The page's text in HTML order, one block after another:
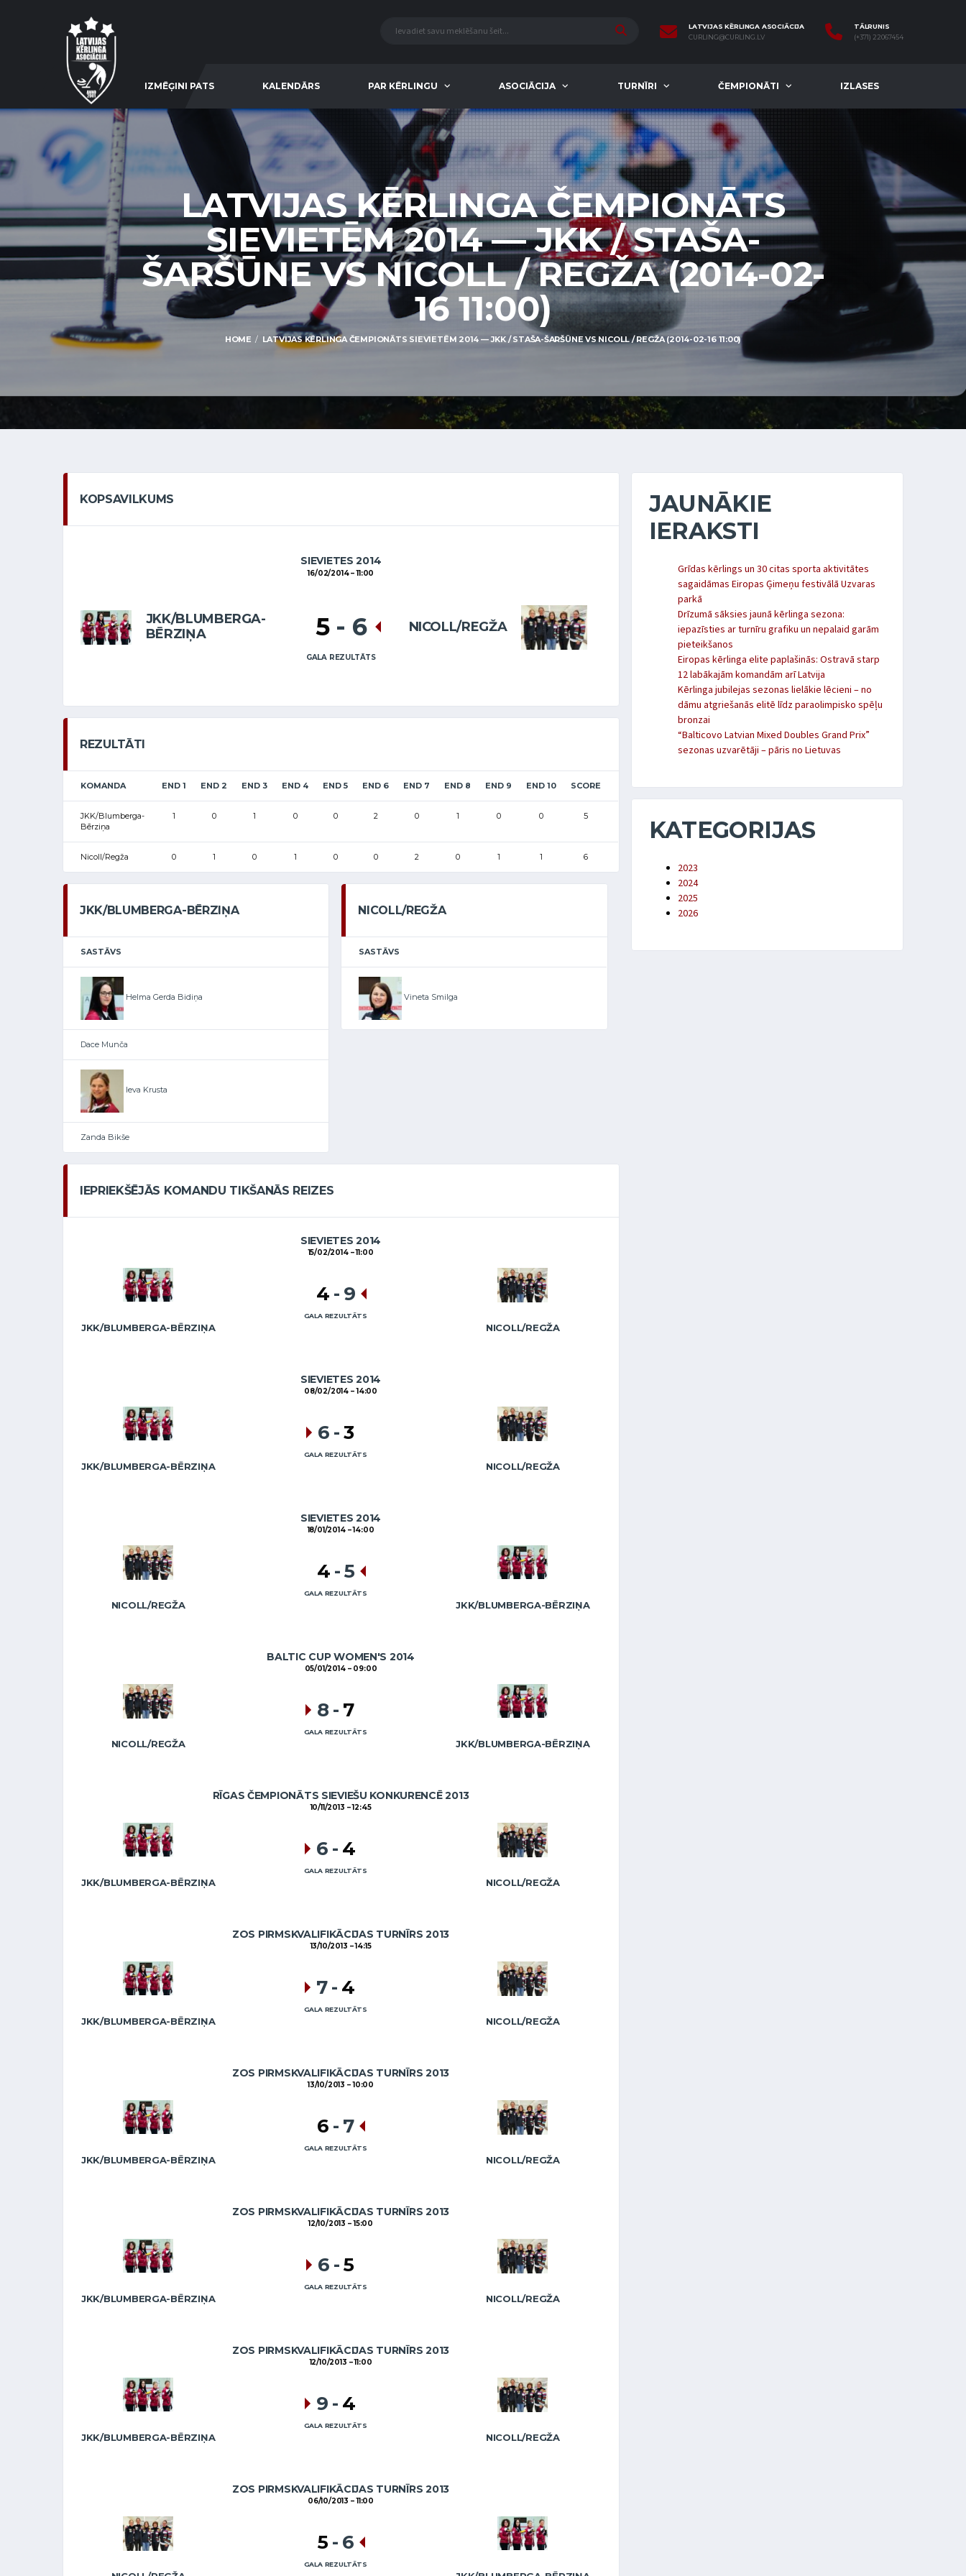
LATVIJAS KĒRLINGA ASOCIĀCIJA
CURLING@CURLING.LV
TĀLRUNIS
(+371) 22067454
IZMĒĢINI PATS KALENDĀRS PAR KĒRLINGU ASOCIĀCIJA TURNĪRI ČEMPIONĀTI IZLASES
LATVIJAS KĒRLINGA ČEMPIONĀTS
SIEVIETĒM 2014 — JKK / STAŠA-
ŠARŠŪNE VS NICOLL / REGŽA (2014-02-
16 11:00)
HOME LATVIJAS KĒRLINGA ČEMPIONĀTS SIEVIETĒM 2014 — JKK / STAŠA-ŠARŠŪNE VS NICOLL / REGŽA (2014-02-16 11:00)
KOPSAVILKUMS
SIEVIETES 2014
16/02/2014 11:00
JKK/BLUMBERGA-
BĒRZIŅA
NICOLL/REGŽA
5 - 6
GALA REZULTĀTS
REZULTĀTI
KOMANDA END 1 END 2 END 3 END 4 END 5 END 6 END 7 END 8 END 9 END 10 SCORE
JKK/Blumberga-
Bērziņa
1 0 1 0 0 2 0 1 0 0 5
Nicoll/Regža 0 1 0 1 0 0 2 0 1 1 6
JKK/BLUMBERGA-BĒRZIŅA
SASTĀVS
Helma Gerda Bidiņa
Dace Munča
Ieva Krusta
Zanda Bikše
NICOLL/REGŽA
SASTĀVS
Vineta Smilga
IEPRIEKŠĒJĀS KOMANDU TIKŠANĀS REIZES
SIEVIETES 2014
15/02/2014 11:00
JKK/BLUMBERGA-BĒRZIŅA NICOLL/REGŽA
4 - 9
GALA REZULTĀTS
SIEVIETES 2014
08/02/2014 14:00
JKK/BLUMBERGA-BĒRZIŅA NICOLL/REGŽA
6 -3
GALA REZULTĀTS
SIEVIETES 2014
18/01/2014 14:00
NICOLL/REGŽA JKK/BLUMBERGA-BĒRZIŅA
4 -5
GALA REZULTĀTS
BALTIC CUP WOMEN'S 2014
05/01/2014 09:00
NICOLL/REGŽA JKK/BLUMBERGA-BĒRZIŅA
8 - 7
GALA REZULTĀTS
RĪGAS ČEMPIONĀTS SIEVIEŠU KONKURENCĒ 2013
10/11/2013 12:45
JKK/BLUMBERGA-BĒRZIŅA NICOLL/REGŽA
6 - 4
GALA REZULTĀTS
ZOS PIRMSKVALIFIKĀCIJAS TURNĪRS 2013
13/10/2013 14:15
JKK/BLUMBERGA-BĒRZIŅA NICOLL/REGŽA
7- 4
GALA REZULTĀTS
ZOS PIRMSKVALIFIKĀCIJAS TURNĪRS 2013
13/10/2013 10:00
JKK/BLUMBERGA-BĒRZIŅA NICOLL/REGŽA
6 - 7
GALA REZULTĀTS
ZOS PIRMSKVALIFIKĀCIJAS TURNĪRS 2013
12/10/2013 15:00
JKK/BLUMBERGA-BĒRZIŅA NICOLL/REGŽA
6 -5
GALA REZULTĀTS
ZOS PIRMSKVALIFIKĀCIJAS TURNĪRS 2013
12/10/2013 11:00
JKK/BLUMBERGA-BĒRZIŅA NICOLL/REGŽA
9 - 4
GALA REZULTĀTS
ZOS PIRMSKVALIFIKĀCIJAS TURNĪRS 2013
06/10/2013 11:00
5 - 6
GALA REZULTĀTS
JAUNĀKIE
IERAKSTI
Grīdas kērlings un 30 citas sporta aktivitātes
sagaidāmas Eiropas Ģimeņu festivālā Uzvaras
parkā
Drīzumā sāksies jaunā kērlinga sezona:
iepazīsties ar turnīru grafiku un nepalaid garām
pieteikšanos
Eiropas kērlinga elite paplašinās: Ostravā starp
12 labākajām komandām arī Latvija
Kērlinga jubilejas sezonas lielākie lēcieni – no
dāmu atgriešanās elitē līdz paraolimpisko spēļu
bronzai
“Balticovo Latvian Mixed Doubles Grand Prix”
sezonas uzvarētāji – pāris no Lietuvas
KATEGORIJAS
2023
2024
2025
2026